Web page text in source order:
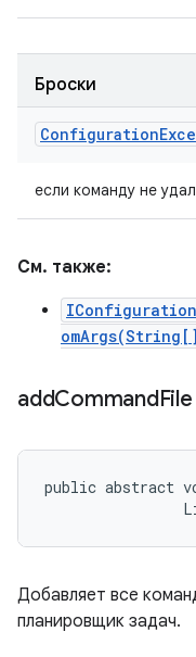
Броски
Configuration
если команду не
См. также:
addCommandFile
public abstract
Добавляет все
планировщик задач.